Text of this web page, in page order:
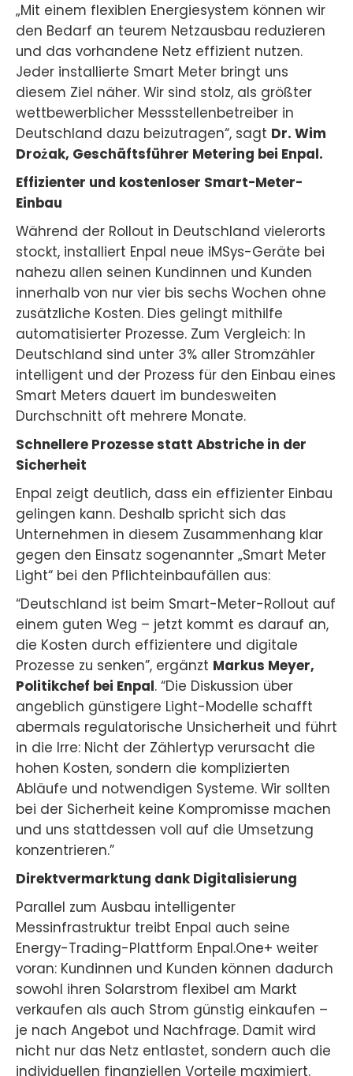
„Mit einem flexiblen Energiesystem können wir
den Bedarf an teurem Netzausbau reduzieren
und das vorhandene Netz effizient nutzen.
Jeder installierte Smart Meter bringt uns
diesem Ziel näher. Wir sind stolz, als größter
wettbewerblicher Messstellenbetreiber in
Deutschland dazu beizutragen“, sagt Dr. Wim
Drożak, Geschäftsführer Metering bei Enpal.
Effizienter und kostenloser Smart-Meter-
Einbau
Während der Rollout in Deutschland vielerorts
stockt, installiert Enpal neue iMSys-Geräte bei
nahezu allen seinen Kundinnen und Kunden
innerhalb von nur vier bis sechs Wochen ohne
zusätzliche Kosten. Dies gelingt mithilfe
automatisierter Prozesse. Zum Vergleich: In
Deutschland sind unter 3% aller Stromzähler
intelligent und der Prozess für den Einbau eines
Smart Meters dauert im bundesweiten
Durchschnitt oft mehrere Monate.
Schnellere Prozesse statt Abstriche in der
Sicherheit
Enpal zeigt deutlich, dass ein effizienter Einbau
gelingen kann. Deshalb spricht sich das
Unternehmen in diesem Zusammenhang klar
gegen den Einsatz sogenannter „Smart Meter
Light“ bei den Pflichteinbaufällen aus:
“Deutschland ist beim Smart-Meter-Rollout auf
einem guten Weg – jetzt kommt es darauf an,
die Kosten durch effizientere und digitale
Prozesse zu senken”, ergänzt Markus Meyer,
Politikchef bei Enpal. “Die Diskussion über
angeblich günstigere Light-Modelle schafft
abermals regulatorische Unsicherheit und führt
in die Irre: Nicht der Zählertyp verursacht die
hohen Kosten, sondern die komplizierten
Abläufe und notwendigen Systeme. Wir sollten
bei der Sicherheit keine Kompromisse machen
und uns stattdessen voll auf die Umsetzung
konzentrieren.”
Direktvermarktung dank Digitalisierung
Parallel zum Ausbau intelligenter
Messinfrastruktur treibt Enpal auch seine
Energy-Trading-Plattform Enpal.One+ weiter
voran: Kundinnen und Kunden können dadurch
sowohl ihren Solarstrom flexibel am Markt
verkaufen als auch Strom günstig einkaufen –
je nach Angebot und Nachfrage. Damit wird
nicht nur das Netz entlastet, sondern auch die
individuellen finanziellen Vorteile maximiert.